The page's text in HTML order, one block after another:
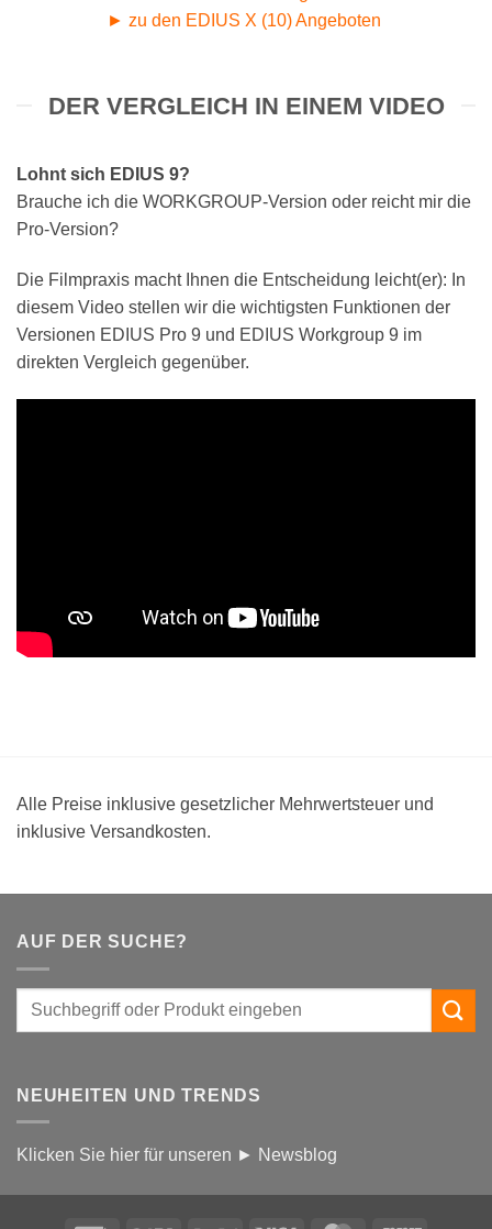
► zu den EDIUS X (10) Angeboten
DER VERGLEICH IN EINEM VIDEO
Lohnt sich EDIUS 9?
Brauche ich die WORKGROUP-Version oder reicht mir die
Pro-Version?
Die Filmpraxis macht Ihnen die Entscheidung leicht(er): In
diesem Video stellen wir die wichtigsten Funktionen der
Versionen EDIUS Pro 9 und EDIUS Workgroup 9 im
direkten Vergleich gegenüber.
Alle Preise inklusive gesetzlicher Mehrwertsteuer und
inklusive Versandkosten.
AUF DER SUCHE?
NEUHEITEN UND TRENDS
Klicken Sie hier für unseren ► Newsblog